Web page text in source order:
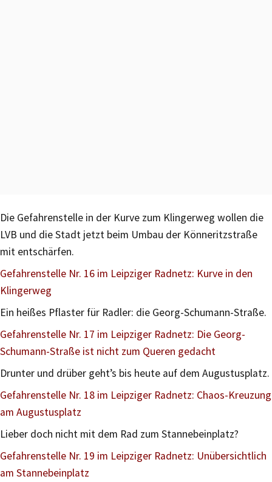
Die Gefahrenstelle in der Kurve zum Klingerweg wollen die
LVB und die Stadt jetzt beim Umbau der Könneritzstraße
mit entschärfen.
Gefahrenstelle Nr. 16 im Leipziger Radnetz: Kurve in den
Klingerweg
Ein heißes Pflaster für Radler: die Georg-Schumann-Straße.
Gefahrenstelle Nr. 17 im Leipziger Radnetz: Die Georg-
Schumann-Straße ist nicht zum Queren gedacht
Drunter und drüber geht’s bis heute auf dem Augustusplatz.
Gefahrenstelle Nr. 18 im Leipziger Radnetz: Chaos-Kreuzung
am Augustusplatz
Lieber doch nicht mit dem Rad zum Stannebeinplatz?
Gefahrenstelle Nr. 19 im Leipziger Radnetz: Unübersichtlich
am Stannebeinplatz